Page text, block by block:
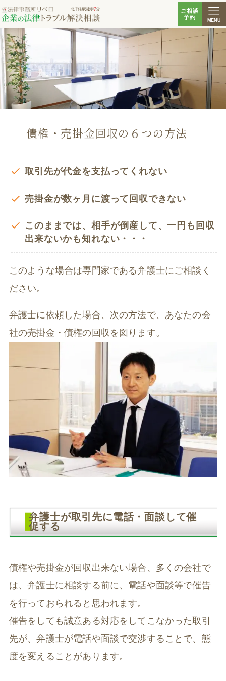
ご相談
予約 MENU
債権・売掛金回収の６つの方法
取引先が代金を支払ってくれない
売掛金が数ヶ月に渡って回収できない
このままでは、相手が倒産して、一円も回収
出来ないかも知れない・・・
このような場合は専門家である弁護士にご相談く
ださい。
弁護士に依頼した場合、次の方法で、あなたの会
社の売掛金・債権の回収を図ります。
弁護士が取引先に電話・面談して催
促する
債権や売掛金が回収出来ない場合、多くの会社で
は、弁護士に相談する前に、電話や面談等で催告
を行っておられると思われます。
催告をしても誠意ある対応をしてこなかった取引
先が、弁護士が電話や面談で交渉することで、態
度を変えることがあります。